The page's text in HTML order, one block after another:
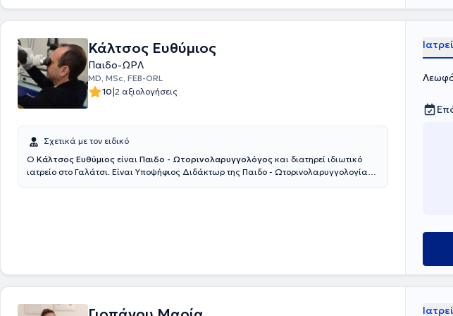
Κάλτσος Ευθύμιος
Παιδο-ΩΡΛ
MD, MSc, FEB-ORL
10|2 αξιολογήσεις
Σχετικά με τον ειδικό
Ο Κάλτσος Ευθύμιος είναι Παιδο - Ωτορινολαρυγγολόγος και διατηρεί ιδιωτικό
ιατρείο στο Γαλάτσι. Είναι Υποψήφιος Διδάκτωρ της Παιδο - Ωτορινολαρυγγολογίας
το Μαιευτήριο Γαία. Στο ιδιωτικό του ιατρείο παρέχει εξειδικευμένες υπηρεσίες για
διάγνωση και αντιμετώπιση όλων των προβλημάτων της ωτορινολαρυγγολογίας και
αδενοειδεκτομή (κρεατάκια), τοποθέτηση σωληνίσκων αερισμού, διόρθωση ρινικού